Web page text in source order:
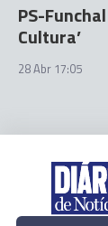
PS-
Cultura’
28 Abr 17:05